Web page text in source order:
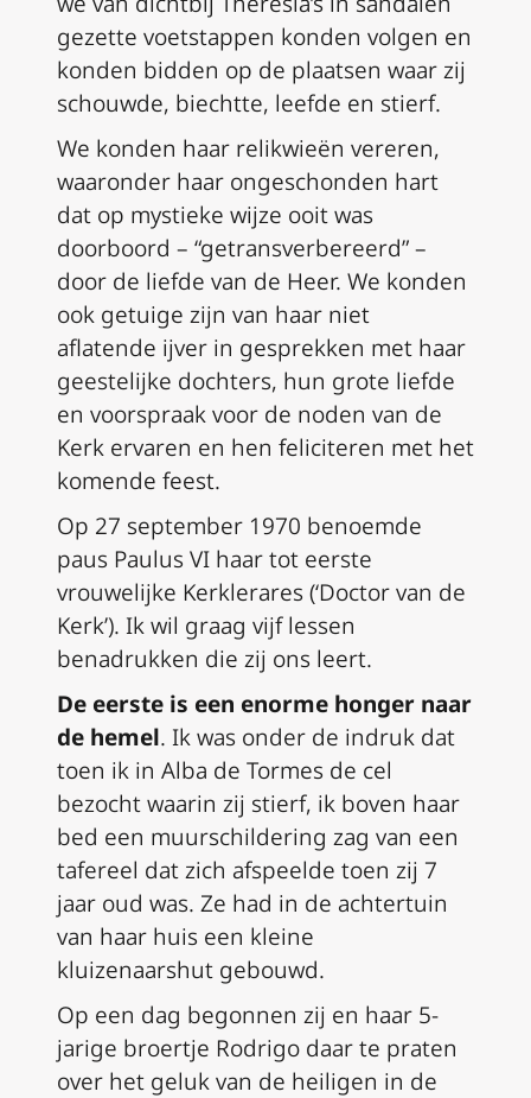
gezette voetstappen konden volgen en
konden bidden op de plaatsen waar zij
schouwde, biechtte, leefde en stierf.
We konden haar relikwieën vereren,
waaronder haar ongeschonden hart
dat op mystieke wijze ooit was
doorboord – “getransverbereerd” –
door de liefde van de Heer. We konden
ook getuige zijn van haar niet
aflatende ijver in gesprekken met haar
geestelijke dochters, hun grote liefde
en voorspraak voor de noden van de
Kerk ervaren en hen feliciteren met het
komende feest.
Op 27 september 1970 benoemde
paus Paulus VI haar tot eerste
vrouwelijke Kerklerares (‘Doctor van de
Kerk’). Ik wil graag vijf lessen
benadrukken die zij ons leert.
De eerste is een enorme honger naar
de hemel. Ik was onder de indruk dat
toen ik in Alba de Tormes de cel
bezocht waarin zij stierf, ik boven haar
bed een muurschildering zag van een
tafereel dat zich afspeelde toen zij 7
jaar oud was. Ze had in de achtertuin
van haar huis een kleine
kluizenaarshut gebouwd.
Op een dag begonnen zij en haar 5-
jarige broertje Rodrigo daar te praten
over het geluk van de heiligen in de